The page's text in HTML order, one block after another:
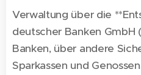
Verwaltung über die
deutscher Banken GmbH
Banken, über andere
Sparkassen und